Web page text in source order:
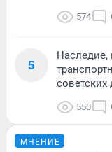
574
5
Наследие,
советских
550
МНЕНИЕ